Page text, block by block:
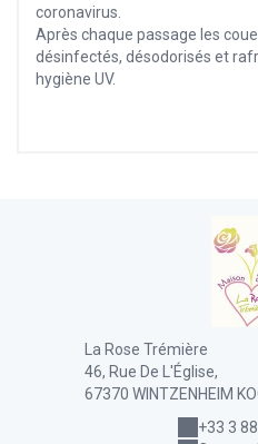
coronavirus.
Après chaque passage les
désinfectés, désodorisés et
hygiène UV.
La Rose Trémière
46, Rue De L'Église,
67370 WINTZENHEIM
+33 3